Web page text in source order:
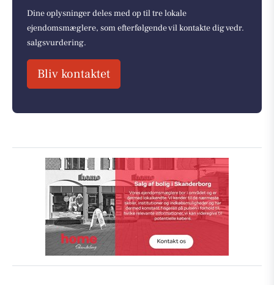
Dine oplysninger deles med op til tre lokale
ejendomsmæglere, som efterfølgende vil kontakte dig vedr.
salgsvurdering.
Bliv kontaktet